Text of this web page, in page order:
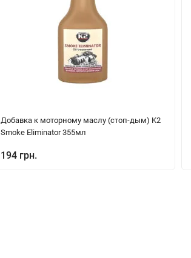
Добавка к моторному маслу (стоп-дым) K2
Smoke Eliminator 355мл
194 грн.